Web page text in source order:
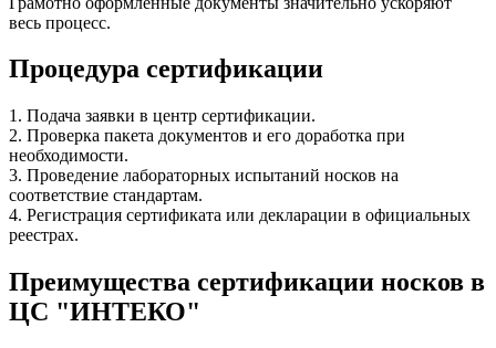
весь процесс.
Процедура сертификации
1. Подача заявки в центр сертификации.
2. Проверка пакета документов и его доработка при
необходимости.
3. Проведение лабораторных испытаний носков на
соответствие стандартам.
4. Регистрация сертификата или декларации в официальных
реестрах.
Преимущества сертификации носков в
ЦС "ИНТЕКО"